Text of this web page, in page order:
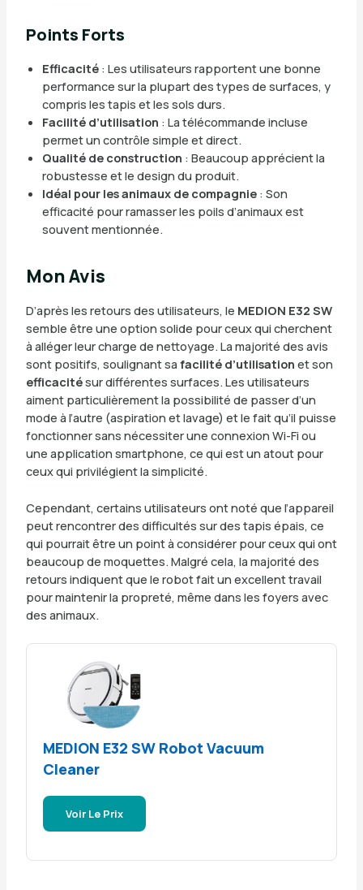
Points Forts
Efficacité: Les utilisateurs rapportent une bonne
performance sur la plupart des types de surfaces, y
compris les tapis et les sols durs.
Facilité d’utilisation : La télécommande incluse
permet un contrôle simple et direct.
Qualité de construction : Beaucoup apprécient la
robustesse et le design du produit.
Idéal pour les animaux de compagnie: Son
efficacité pour ramasser les poils d’animaux est
souvent mentionnée.
Mon Avis
D’après les retours des utilisateurs, le MEDION E32 SW
semble être une option solide pour ceux qui cherchent
à alléger leur charge de nettoyage. La majorité des avis
sont positifs, soulignant sa facilité d’utilisation et son
efficacitésur différentes surfaces. Les utilisateurs
aiment particulièrement la possibilité de passer d’un
mode à l’autre (aspiration et lavage) et le fait qu’il puisse
fonctionner sans nécessiter une connexion Wi-Fi ou
une application smartphone, ce qui est un atout pour
ceux qui privilégient la simplicité.
Cependant, certains utilisateurs ont noté que l’appareil
peut rencontrer des difficultés sur des tapis épais, ce
qui pourrait être un point à considérer pour ceux qui ont
beaucoup de moquettes. Malgré cela, la majorité des
retours indiquent que le robot fait un excellent travail
pour maintenir la propreté, même dans les foyers avec
des animaux.
MEDION E32 SW Robot Vacuum
Cleaner
Voir Le Prix